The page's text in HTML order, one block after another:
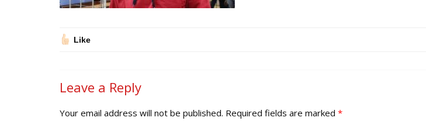
Like
Leave a Reply
Your email address will not be published. Required fields are marked *